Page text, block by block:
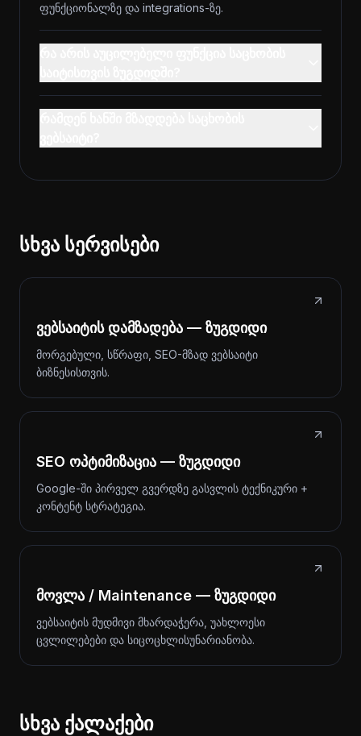
ფუნქციონალზე და integrations-ზე.
სხვა სერვისები
ვებსაიტის დამზადება — ზუგდიდი
მორგებული, სწრაფი, SEO-მზად ვებსაიტი
ბიზნესისთვის.
SEO ოპტიმიზაცია — ზუგდიდი
Google-ში პირველ გვერდზე გასვლის ტექნიკური +
კონტენტ სტრატეგია.
მოვლა / Maintenance — ზუგდიდი
ვებსაიტის მუდმივი მხარდაჭერა, უახლოესი
ცვლილებები და სიცოცხლისუნარიანობა.
სხვა ქალაქები